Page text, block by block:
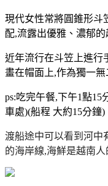
現代女性常將圓錐形斗
配,流露出優雅、濃郁
近年流行在斗笠上進行
畫在帽面上,作為獨一
ps:吃完午餐,下午1點
車處)(船程 大約15分鐘)
渡船途中可以看到河中
的海岸線,海鮮是越南